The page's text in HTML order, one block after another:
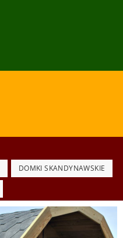
DOMKI SKANDYNAWSKIE